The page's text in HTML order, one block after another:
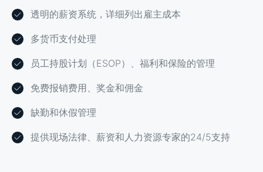
透明的薪资系统，详细列出雇主成本
多货币支付处理
员工持股计划（ESOP）、福利和保险的管理
免费报销费用、奖金和佣金
缺勤和休假管理
提供现场法律、薪资和人力资源专家的24/5支持